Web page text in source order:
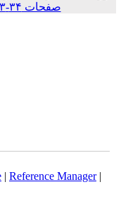
صفحات ۳۴-۱۳
|Reference Manager